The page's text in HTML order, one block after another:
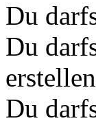
Du
Du
Du